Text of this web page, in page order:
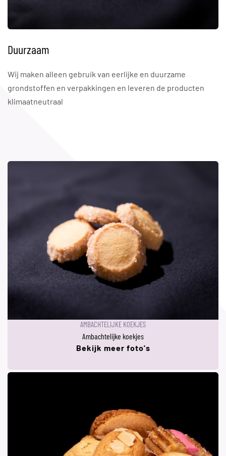
Duurzaam
Wij maken alleen gebruik van eerlijke en duurzame
grondstoffen en verpakkingen en leveren de producten
klimaatneutraal​
Ambachtelijke koekjes
AMBACHTELIJKE KOEKJES
Bekijk meer foto's